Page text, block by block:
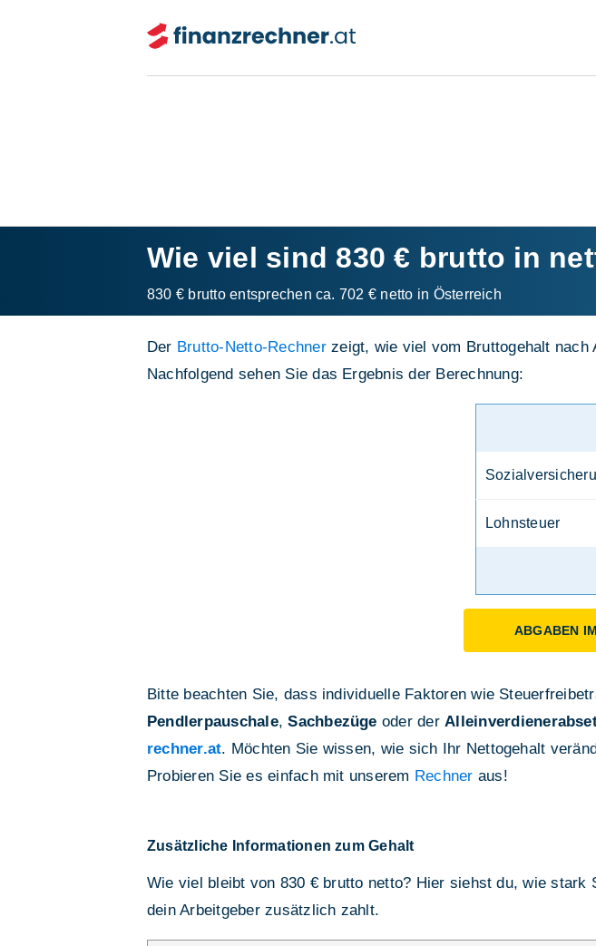
Wie viel sind 830 € brutto in
830 € brutto entsprechen ca. 702 € netto in Österreich
Der Brutto-Netto-Rechnerzeigt, wie viel vom Bruttogehalt nach
Nachfolgend sehen Sie das Ergebnis der Berechnung:
Lohnsteuer
ABGABEN
Bitte beachten Sie, dass individuelle Faktoren wie
Pendlerpauschale,Sachbezüge oder der
rechner.at. Möchten Sie wissen, wie sich Ihr Nettogehalt
Probieren Sie es einfach mit unserem Rechner aus!
Zusätzliche Informationen zum Gehalt
Wie viel bleibt von 830 € brutto netto? Hier siehst du, wie
dein Arbeitgeber zusätzlich zahlt.